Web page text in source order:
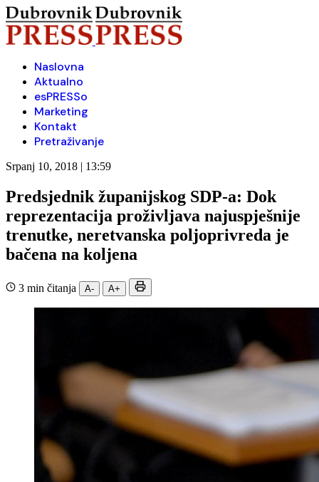
Naslovna
Aktualno
esPRESSo
Marketing
Kontakt
Pretraživanje
Srpanj 10, 2018 | 13:59
Predsjednik županijskog SDP-a: Dok
reprezentacija proživljava najuspješnije
trenutke, neretvanska poljoprivreda je
bačena na koljena
3 min čitanja A- A+